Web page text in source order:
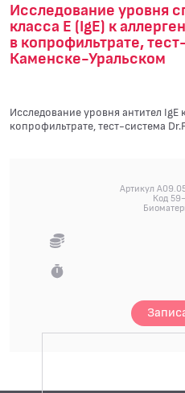
Исследование уровня
класса E (IgE) к
в копрофильтрате,
Каменске-Уральском
Исследование уровня антител IgE
копрофильтрате, тест-система
Артикул
Код